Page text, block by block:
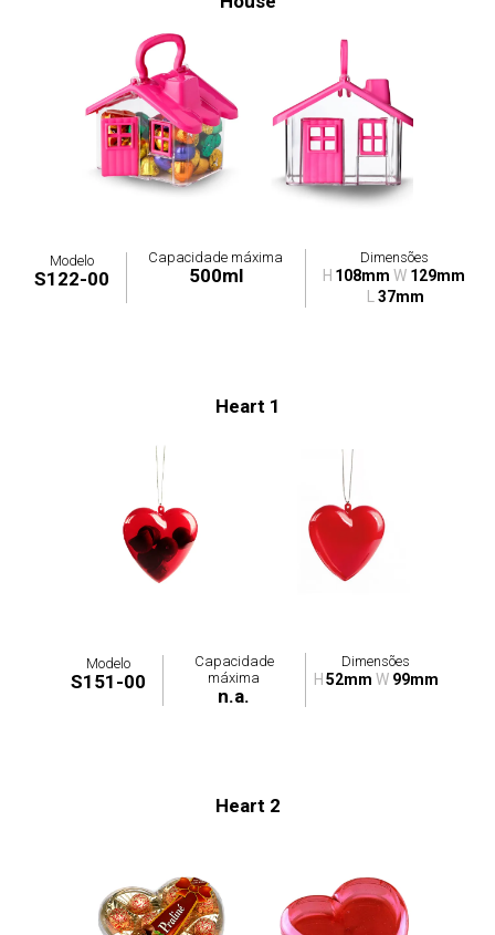
Modelo
S122-00
Capacidade máxima
500ml
Dimensões
H 108mm W 129mm
37mm
Heart 1
Modelo
S151-00
Capacidade
máxima
n.a.
Dimensões
H 52mm W 99mm
Heart 2